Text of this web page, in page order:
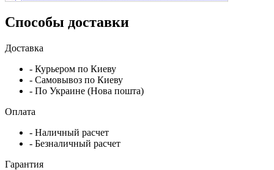
Способы доставки
Доставка
- Курьером по Киеву
- Самовывоз по Киеву
- По Украине (Нова пошта)
Оплата
- Наличный расчет
- Безналичный расчет
Гарантия